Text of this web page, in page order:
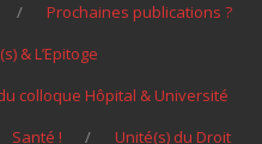
Prochaines publications ?
& L’Epitoge
colloque Hôpital & Université
Santé ! Unité(s) du Droit